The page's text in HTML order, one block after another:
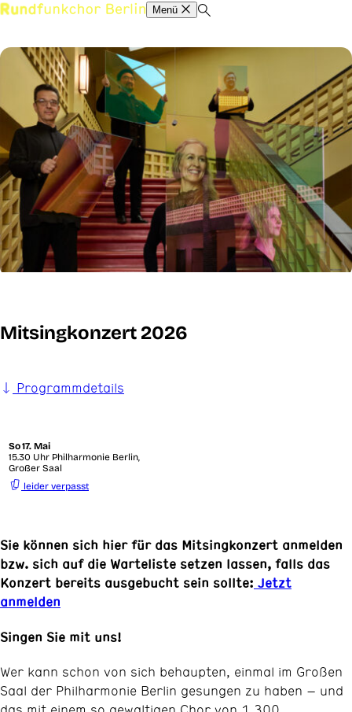
Menü
Mitsingkonzert 2026
Programmdetails
So17. Mai
15.30 Uhr Philharmonie Berlin,
Großer Saal
leider verpasst
Sie können sich hier für das Mitsingkonzert anmelden
bzw. sich auf die Warteliste setzen lassen, falls das
Konzert bereits ausgebucht sein sollte: Jetzt
anmelden
Singen Sie mit uns!
Wer kann schon von sich behaupten, einmal im Großen
Saal der Philharmonie Berlin gesungen zu haben – und